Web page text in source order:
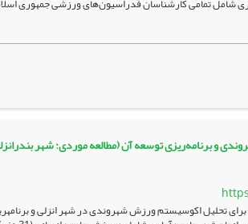
و برنامه‌ریزی توسعه آن (مطالعه موردی: شهر
تحلیل اکوسیستم ورزش شهروندی در شهر انزلی و